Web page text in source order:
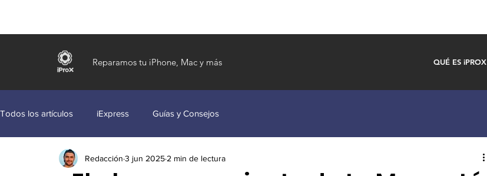
Reparamos tu iPhone, Mac y más QUÉ ES iPROX
Todos los artículos iExpress Guías y Consejos
Redacción 3 jun 2025 2 min de lectura